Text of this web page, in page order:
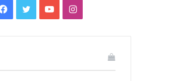
Facebook
TwitterYouTubeInstagram